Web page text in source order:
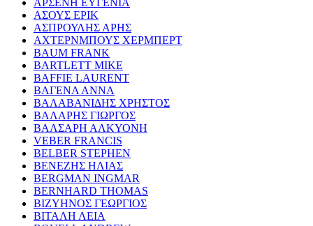
ΑΣΟΥΣ ΕΡΙΚ
ΑΣΠΡΟΥΛΗΣ ΑΡΗΣ
ΑΧΤΕΡΝΜΠΟΥΣ ΧΕΡΜΠΕΡΤ
BAUM FRANK
BARTLETT MIKE
BAFFIE LAURENT
ΒΑΓΕΝΑ ΑΝΝΑ
ΒΑΛΑΒΑΝΙΔΗΣ ΧΡΗΣΤΟΣ
ΒΑΛΑΡΗΣ ΓΙΩΡΓΟΣ
ΒΑΛΣΑΡΗ ΑΛΚΥΟΝΗ
VEBER FRANCIS
BELBER STEPHEN
ΒΕΝΕΖΗΣ ΗΛΙΑΣ
BERGMAN INGMAR
BERNHARD THOMAS
ΒΙΖΥΗΝΟΣ ΓΕΩΡΓΙΟΣ
ΒΙΤΑΛΗ ΛΕΙΑ